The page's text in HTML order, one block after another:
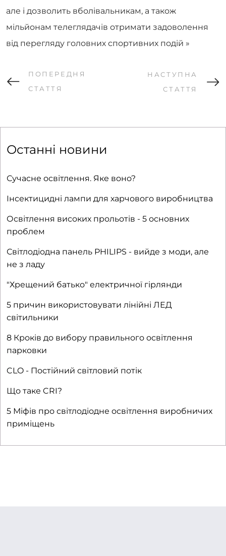
але і дозволить вболівальникам, а також
мільйонам телеглядачів отримати задоволення
від перегляду головних спортивних подій »
ПОПЕРЕДНЯ
СТАТТЯ
НАСТУПНА
СТАТТЯ
Останні новини
Сучасне освітлення. Яке воно?
Інсектицидні лампи для харчового виробництва
Освітлення високих прольотів - 5 основних
проблем
Світлодіодна панель PHILIPS - вийде з моди, але
не з ладу
"Хрещений батько" електричної гірлянди
5 причин використовувати лінійні ЛЕД
світильники
8 Кроків до вибору правильного освітлення
парковки
CLO - Постійний світловий потік
Що таке CRI?
5 Міфів про світлодіодне освітлення виробничих
приміщень